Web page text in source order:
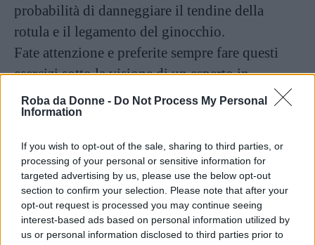
Roba da Donne - Do Not Process My Personal
Information
If you wish to opt-out of the sale, sharing to third parties, or
processing of your personal or sensitive information for
targeted advertising by us, please use the below opt-out
section to confirm your selection. Please note that after your
opt-out request is processed you may continue seeing
interest-based ads based on personal information utilized by
us or personal information disclosed to third parties prior to
probabilità di danneggiare il tendine della
rotula e il legamento del ginocchio.
Fate attenzione e preferite sempre fare questi
esercizi sotto la visione di un esperto in
palestra.